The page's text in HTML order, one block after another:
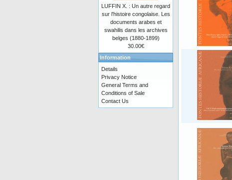
LUFFIN X. : Un autre regard
sur l'histoire congolaise. Les
documents arabes et
swahilis dans les archives
belges (1880-1899)
30.00€
Information
Details
Privacy Notice
General Terms and
Conditions of Sale
Contact Us